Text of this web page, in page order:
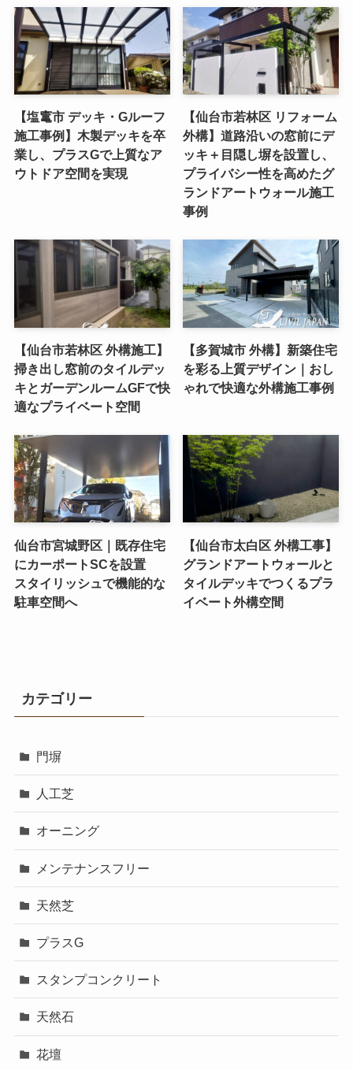
【塩竃市 デッキ・Gルーフ
施工事例】木製デッキを卒
業し、プラスGで上質なア
ウトドア空間を実現
【仙台市若林区 リフォーム
外構】道路沿いの窓前にデ
ッキ＋目隠し塀を設置し、
プライバシー性を高めたグ
ランドアートウォール施工
事例
【仙台市若林区 外構施工】
掃き出し窓前のタイルデッ
キとガーデンルームGFで快
適なプライベート空間
【多賀城市 外構】新築住宅
を彩る上質デザイン｜おし
ゃれで快適な外構施工事例
仙台市宮城野区｜既存住宅
にカーポートSCを設置
スタイリッシュで機能的な
駐車空間へ
【仙台市太白区 外構工事】
グランドアートウォールと
タイルデッキでつくるプラ
イベート外構空間
カテゴリー
門塀
人工芝
オーニング
メンテナンスフリー
天然芝
プラスG
スタンプコンクリート
天然石
花壇